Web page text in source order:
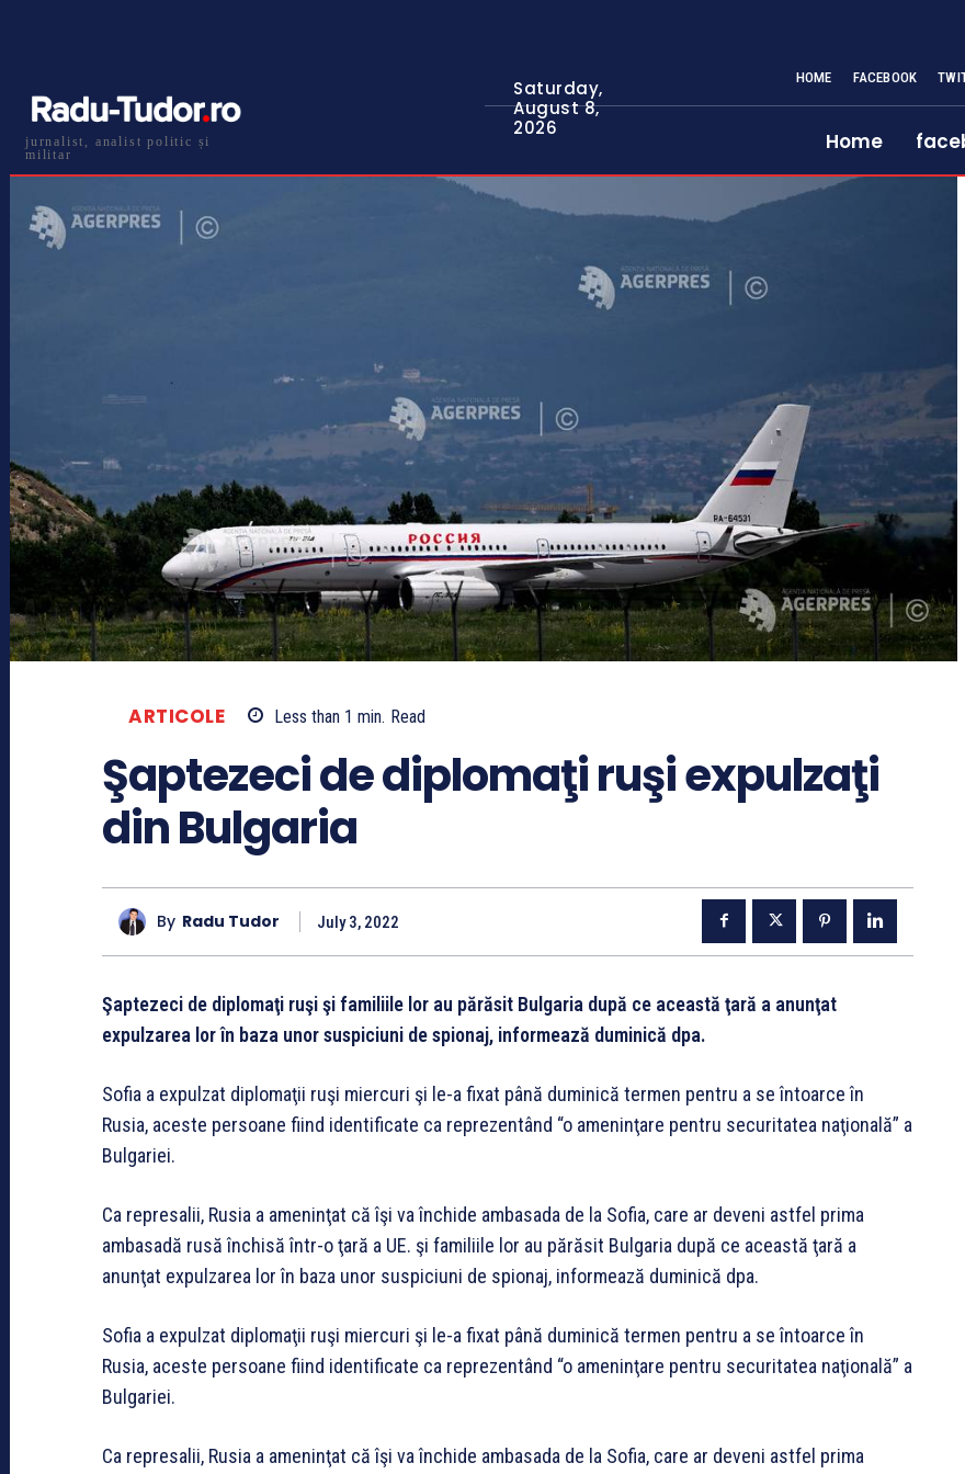
jurnalist, analist politic și
militar
Saturday,
August 8,
2026
HOME FACEBOOK
Home
ARTICOLE Less than 1 min. Read
Şaptezeci de diplomaţi ruşi expulzaţi
din Bulgaria
By Radu Tudor July 3, 2022
Şaptezeci de diplomaţi ruşi şi familiile lor au părăsit Bulgaria după ce această ţară a anunţat
expulzarea lor în baza unor suspiciuni de spionaj, informează duminică dpa.
Sofia a expulzat diplomaţii ruşi miercuri şi le-a fixat până duminică termen pentru a se întoarce în
Rusia, aceste persoane fiind identificate ca reprezentând “o ameninţare pentru securitatea naţională” a
Bulgariei.
Ca represalii, Rusia a ameninţat că îşi va închide ambasada de la Sofia, care ar deveni astfel prima
ambasadă rusă închisă într-o ţară a UE. şi familiile lor au părăsit Bulgaria după ce această ţară a
anunţat expulzarea lor în baza unor suspiciuni de spionaj, informează duminică dpa.
Sofia a expulzat diplomaţii ruşi miercuri şi le-a fixat până duminică termen pentru a se întoarce în
Rusia, aceste persoane fiind identificate ca reprezentând “o ameninţare pentru securitatea naţională” a
Bulgariei.
Ca represalii, Rusia a ameninţat că îşi va închide ambasada de la Sofia, care ar deveni astfel prima